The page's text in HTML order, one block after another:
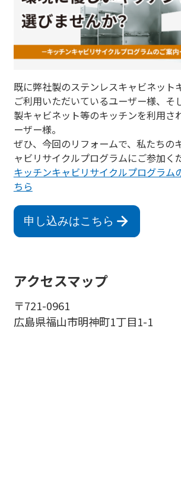
既に弊社製のステンレスキャビネット
ご利用いただいているユーザー様、そ
製キャビネット等のキッチンを利用さ
ーザー様。
ぜひ、今回のリフォームで、私たちの
ャビリサイクルプログラムにご参加く
キッチンキャビリサイクルプログラム
ちら
申し込みはこちら
アクセスマップ
〒721-0961
広島県福山市明神町1丁目1-1